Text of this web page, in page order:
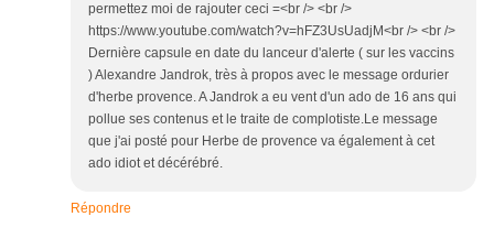
permettez moi de rajouter ceci =<br /> <br />
https://www.youtube.com/watch?v=hFZ3UsUadjM<br /> <br />
Dernière capsule en date du lanceur d'alerte ( sur les vaccins
) Alexandre Jandrok, très à propos avec le message ordurier
d'herbe provence. A Jandrok a eu vent d'un ado de 16 ans qui
pollue ses contenus et le traite de complotiste.Le message
que j'ai posté pour Herbe de provence va également à cet
ado idiot et décérébré.
Répondre